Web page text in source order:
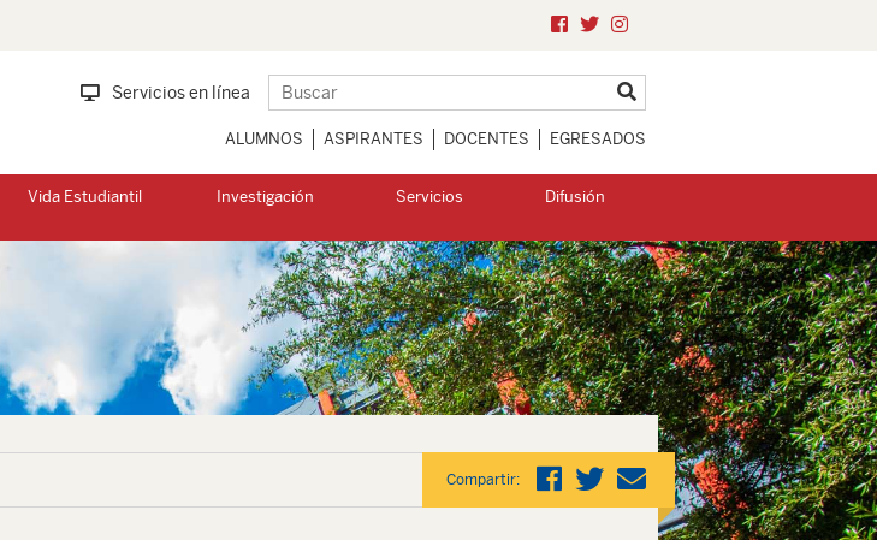
Servicios en línea
ALUMNOS ASPIRANTES DOCENTES EGRESADOS
Vida Estudiantil Investigación Servicios Difusión
Compartir: